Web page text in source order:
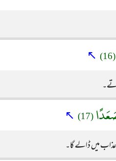
(16)
↖
(17)
↖
میں ڈالے گا۔